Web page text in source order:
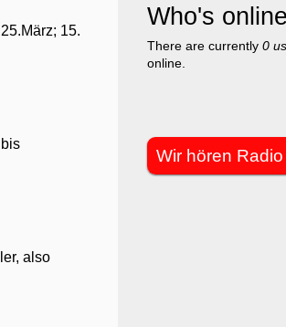
15.
also
Who's online
There are currently 0
online.
Wir hören Radio